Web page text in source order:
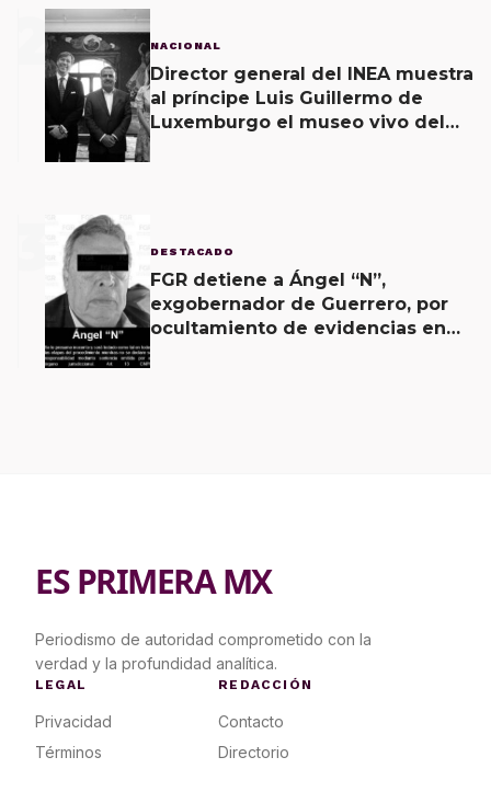
2 NACIONAL
Director general del INEA muestra
al príncipe Luis Guillermo de
Luxemburgo el museo vivo del
DESTACADO
FGR detiene a Ángel “N”,
exgobernador de Guerrero, por
ocultamiento de evidencias en
ES PRIMERA MX
Periodismo de autoridad comprometido con la
verdad y la profundidad analítica.
LEGAL
Privacidad
Términos
REDACCIÓN
Contacto
Directorio